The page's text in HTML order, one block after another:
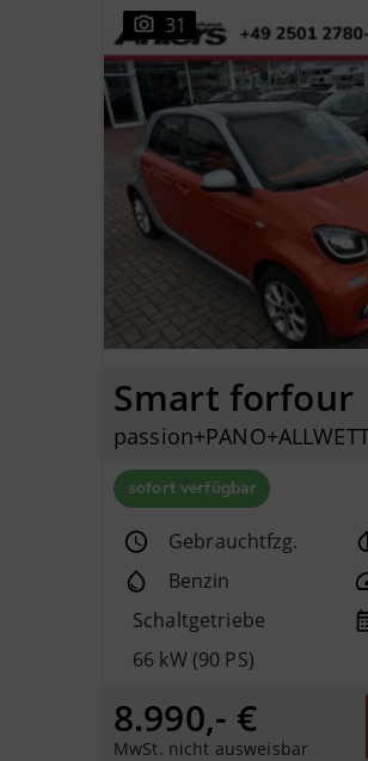
31
Smart forfour
sofort verfügbar
Gebrauchtfzg.
Benzin
Schaltgetriebe
66 kW (90 PS)
8.990,- €
MwSt. nicht ausweisbar